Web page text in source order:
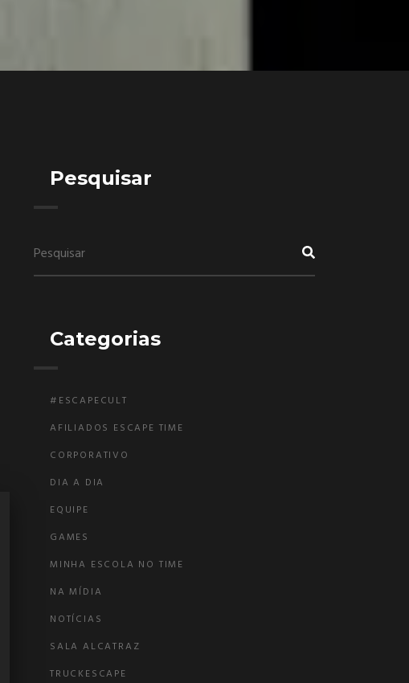
Pesquisar
Categorias
#ESCAPECULT
AFILIADOS ESCAPE TIME
CORPORATIVO
DIA A DIA
EQUIPE
GAMES
MINHA ESCOLA NO TIME
NA MÍDIA
NOTÍCIAS
SALA ALCATRAZ
TRUCKESCAPE